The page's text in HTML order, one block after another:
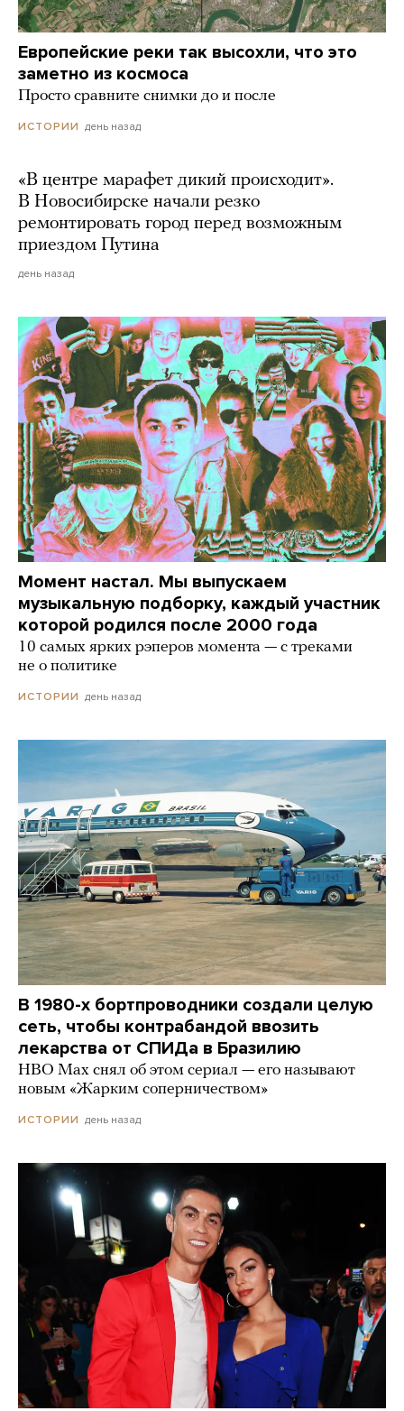
Европейские реки так высохли, что это
заметно из космоса
Просто сравните снимки до и после
ИСТОРИИ день назад
«В центре марафет дикий происходит».
В Новосибирске начали резко
ремонтировать город перед возможным
приездом Путина
день назад
Момент настал. Мы выпускаем
музыкальную подборку, каждый участник
которой родился после 2000 года
10 самых ярких рэперов момента — с треками
не о политике
ИСТОРИИ день назад
В 1980-х бортпроводники создали целую
сеть, чтобы контрабандой ввозить
лекарства от СПИДа в Бразилию
HBO Max снял об этом сериал — его называют
новым «Жарким соперничеством»
ИСТОРИИ день назад